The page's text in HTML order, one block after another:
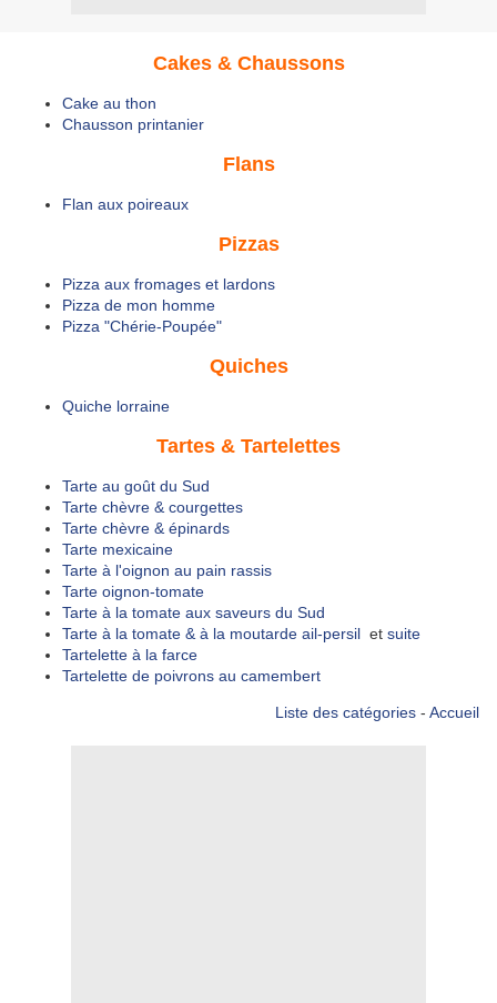
Cakes & Chaussons
Cake au thon
Chausson printanier
Flans
Flan aux poireaux
Pizzas
Pizza aux fromages et lardons
Pizza de mon homme
Pizza "Chérie-Poupée"
Quiches
Quiche lorraine
Tartes & Tartelettes
Tarte au goût du Sud
Tarte chèvre & courgettes
Tarte chèvre & épinards
Tarte mexicaine
Tarte à l'oignon au pain rassis
Tarte oignon-tomate
Tarte à la tomate aux saveurs du Sud
Tarte à la tomate & à la moutarde ail-persil et suite
Tartelette à la farce
Tartelette de poivrons au camembert
Liste des catégories - Accueil